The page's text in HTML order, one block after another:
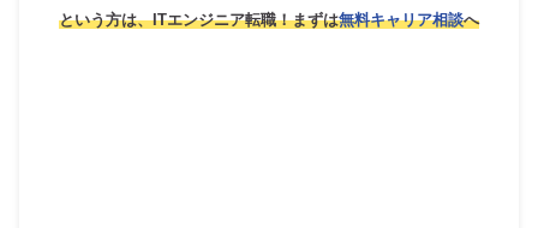
という方は、ITエンジニア転職！まずは無料キャリア相談へ